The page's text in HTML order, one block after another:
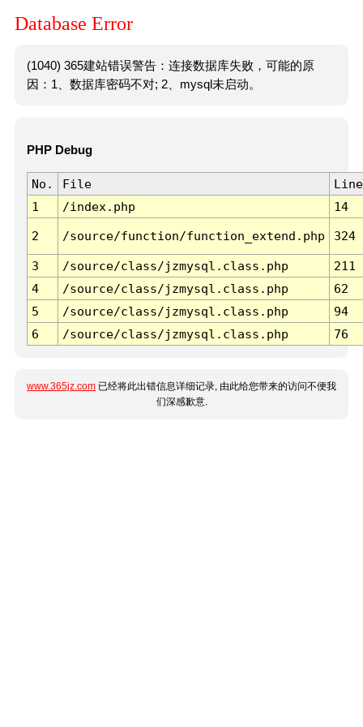
Database Error
(1040) 365建站错误警告：连接数据库失败，可能的原
因：1、数据库密码不对; 2、mysql未启动。
PHP Debug
No. File
Line
1
/index.php 14
2 /source/function/function_extend.php 324
3 /source/class/jzmysql.class.php
211
4
/source/class/jzmysql.class.php
62
5
/source/class/jzmysql.class.php
94
6
/source/class/jzmysql.class.php 76
www.365jz.com 已经将此出错信息详细记录, 由此给您带来的访问不便我
们深感歉意.